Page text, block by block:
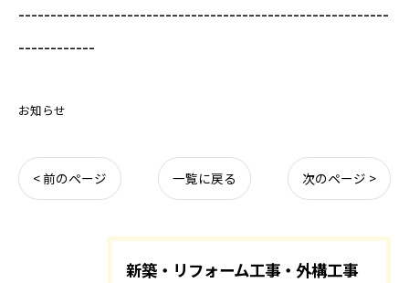
----------------------------------------------------------
------------
お知らせ
< 前のページ 一覧に戻る 次のページ >
新築・リフォーム工事・外構工事